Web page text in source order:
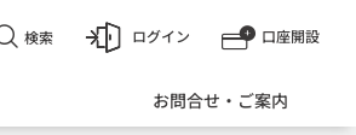
口座開設
ログイン
お問合せ・ご案内
検索